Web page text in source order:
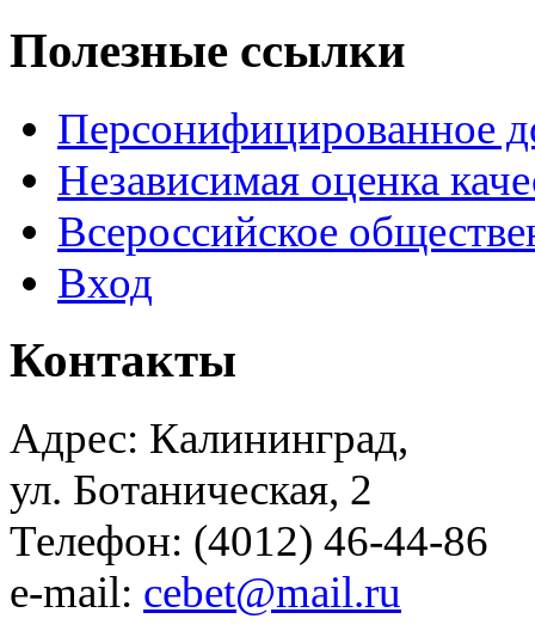
Полезные ссылки
Персонифицированное
Независимая оценка
Всероссийское
Вход
Контакты
Адрес: Калининград,
ул. Ботаническая, 2
Телефон: (4012) 46-44-86
e-mail: cebet@mail.ru